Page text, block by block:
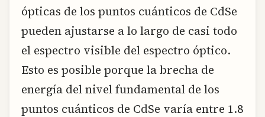
ópticas de los puntos cuánticos de CdSe
pueden ajustarse a lo largo de casi todo
el espectro visible del espectro óptico.
Esto es posible porque la brecha de
energía del nivel fundamental de los
puntos cuánticos de CdSe varía entre 1.8